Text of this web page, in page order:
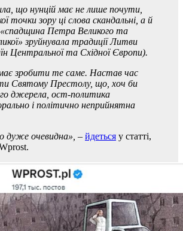
що нунцій має не лише почути,
точки зору ці слова скандальні, а й
«спадщина Петра Великого та
зруйнувала традиції Литви
Центральної та Східної Європи).
зробити те саме. Настав час
Святому Престолу, що, хоч би
джерела, ост-политика
і політично неприйнятна
дуже очевидна», – йдеться у статті,